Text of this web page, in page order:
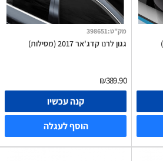
מק"ט:
398651
גגון לרנו קדג'אר 2017 (מסילות)
₪389.90
קנה עכשיו
הוסף לעגלה